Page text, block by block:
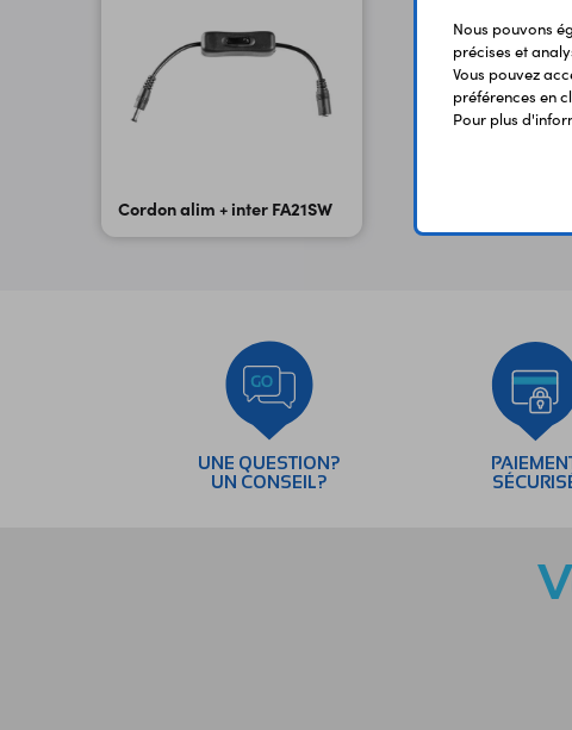
Cordon alim + inter FA21SW
UNE QUESTION?
UN CONSEIL?
Nous pouvons
précises et
Vous pouvez
préférences en
Pour plus